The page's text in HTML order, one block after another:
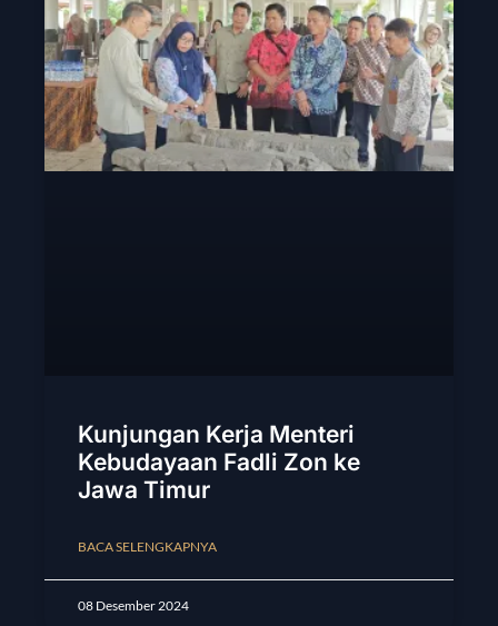
Kunjungan Kerja Menteri
Kebudayaan Fadli Zon ke
Jawa Timur
BACA SELENGKAPNYA
08 Desember 2024